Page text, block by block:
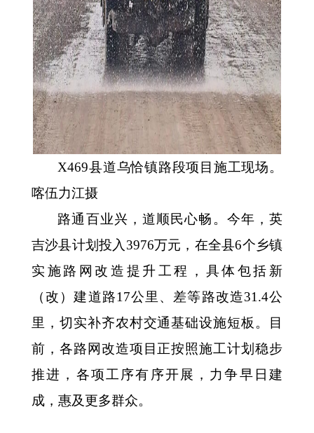
X469县道乌恰镇路段项目施工现场。
喀伍力江摄
路通百业兴，道顺民心畅。今年，英
吉沙县计划投入 3976万元，在全县6个乡镇
实施路网改造提升工程，具体包括新
（改）建道路17公里、差等路改造31.4公
里，切实补齐农村交通基础设施短板。目
前，各路网改造项目正按照施工计划稳步
推进，各项工序有序开展，力争早日建
成，惠及更多群众。